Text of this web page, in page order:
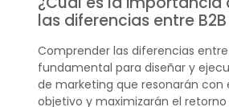
las diferencias entre B2B
Comprender las diferencias entre
fundamental para diseñar y
de marketing que resonarán con
objetivo y maximizarán el retorno